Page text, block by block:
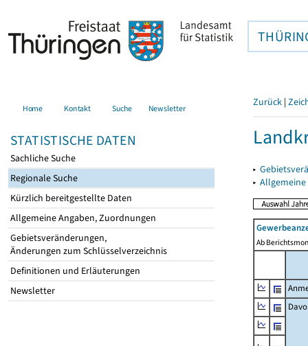
Home Kontakt Suche Newsletter
STATISTISCHE DATEN
Sachliche Suche
Regionale Suche
Kürzlich bereitgestellte Daten
Allgemeine Angaben, Zuordnungen
Gebietsveränderungen,
Änderungen zum Schlüsselverzeichnis
Definitionen und Erläuterungen
Newsletter
Zurück |
▸
▸
Ab